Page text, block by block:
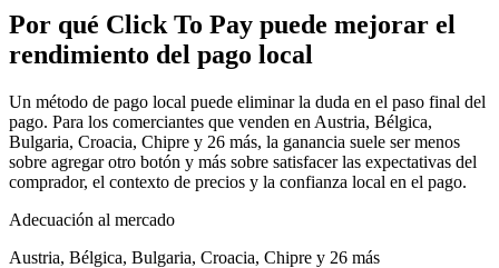
Por qué Click To Pay puede mejorar el
rendimiento del pago local
Un método de pago local puede eliminar la duda en el paso final del
pago. Para los comerciantes que venden en Austria, Bélgica,
Bulgaria, Croacia, Chipre y 26 más, la ganancia suele ser menos
sobre agregar otro botón y más sobre satisfacer las expectativas del
comprador, el contexto de precios y la confianza local en el pago.
Adecuación al mercado
Austria, Bélgica, Bulgaria, Croacia, Chipre y 26 más